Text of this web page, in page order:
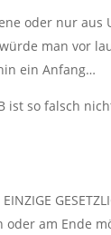
oder nur aus
man vor
ein Anfang…
ist so falsch
am Ende